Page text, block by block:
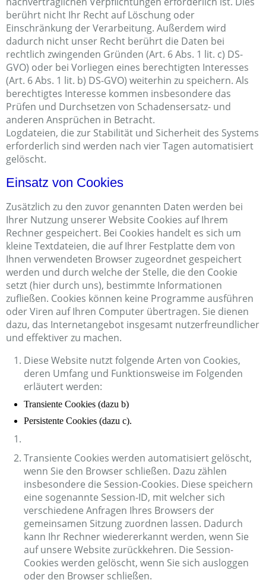
berührt nicht Ihr Recht auf Löschung oder
Einschränkung der Verarbeitung. Außerdem wird
dadurch nicht unser Recht berührt die Daten bei
rechtlich zwingenden Gründen (Art. 6 Abs. 1 lit. c) DS-
GVO) oder bei Vorliegen eines berechtigten Interesses
(Art. 6 Abs. 1 lit. b) DS-GVO) weiterhin zu speichern. Als
berechtigtes Interesse kommen insbesondere das
Prüfen und Durchsetzen von Schadensersatz- und
anderen Ansprüchen in Betracht.
Logdateien, die zur Stabilität und Sicherheit des Systems
erforderlich sind werden nach vier Tagen automatisiert
gelöscht.
Einsatz von Cookies
Zusätzlich zu den zuvor genannten Daten werden bei
Ihrer Nutzung unserer Website Cookies auf Ihrem
Rechner gespeichert. Bei Cookies handelt es sich um
kleine Textdateien, die auf Ihrer Festplatte dem von
Ihnen verwendeten Browser zugeordnet gespeichert
werden und durch welche der Stelle, die den Cookie
setzt (hier durch uns), bestimmte Informationen
zufließen. Cookies können keine Programme ausführen
oder Viren auf Ihren Computer übertragen. Sie dienen
dazu, das Internetangebot insgesamt nutzerfreundlicher
und effektiver zu machen.
Diese Website nutzt folgende Arten von Cookies,
deren Umfang und Funktionsweise im Folgenden
erläutert werden:
Transiente Cookies (dazu b)
Persistente Cookies (dazu c).
Transiente Cookies werden automatisiert gelöscht,
wenn Sie den Browser schließen. Dazu zählen
insbesondere die Session-Cookies. Diese speichern
eine sogenannte Session-ID, mit welcher sich
verschiedene Anfragen Ihres Browsers der
gemeinsamen Sitzung zuordnen lassen. Dadurch
kann Ihr Rechner wiedererkannt werden, wenn Sie
auf unsere Website zurückkehren. Die Session-
Cookies werden gelöscht, wenn Sie sich ausloggen
oder den Browser schließen.